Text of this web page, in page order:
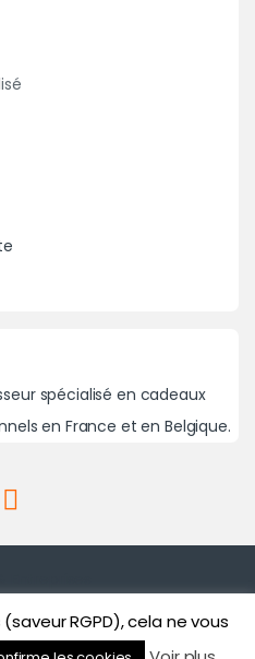
spécialisé en cadeaux
en France et en Belgique.
Un besoin?
43 86
RGPD), cela ne vous